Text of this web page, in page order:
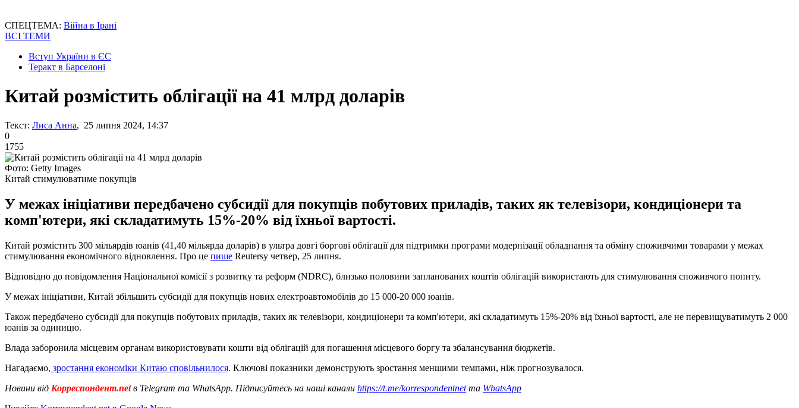
СПЕЦТЕМА: Війна в Ірані
ВСІ ТЕМИ
Вступ України в ЄС
Теракт в Барселоні
Китай розмістить облігації на 41 млрд доларів
Текст: Лиса Анна, 25 липня 2024, 14:37
0
1755
Фото: Getty Images
Китай стимулюватиме покупців
У межах ініціативи передбачено субсидії для покупців побутових приладів, таких як телевізори, кондиціонери та
комп'ютери, які складатимуть 15%-20% від їхньої вартості.
Китай розмістить 300 мільярдів юанів (41,40 мільярда доларів) в ультра довгі боргові облігації для підтримки програми модернізації обладнання та обміну споживчими товарами у межах
стимулювання економічного відновлення. Про це пише Reutersу четвер, 25 липня.
Відповідно до повідомлення Національної комісії з розвитку та реформ (NDRC), близько половини запланованих коштів облігацій використають для стимулювання споживчого попиту.
У межах ініціативи, Китай збільшить субсидії для покупців нових електроавтомобілів до 15 000-20 000 юанів.
Також передбачено субсидії для покупців побутових приладів, таких як телевізори, кондиціонери та комп'ютери, які складатимуть 15%-20% від їхньої вартості, але не перевищуватимуть 2 000
юанів за одиницю.
Влада заборонила місцевим органам використовувати кошти від облігацій для погашення місцевого боргу та збалансування бюджетів.
Нагадаємо, зростання економіки Китаю сповільнилося. Ключові показники демонструють зростання меншими темпами, ніж прогнозувалося.
Новини від Корреспондент.netв Telegram та WhatsApp. Підписуйтесь на наші канали https://t.me/korrespondentnetта WhatsApp